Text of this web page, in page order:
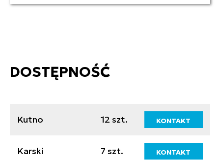
DOSTĘPNOŚĆ
Kutno 12 szt. KONTAKT
Karski 7 szt. KONTAKT